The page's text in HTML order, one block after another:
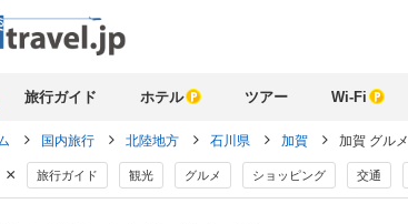
旅行ガイド ホテル ツアー Wi-Fi
国内旅行 北陸地方 石川県 加賀 加賀 グルメ
× 旅行ガイド 観光 グルメ ショッピング 交通